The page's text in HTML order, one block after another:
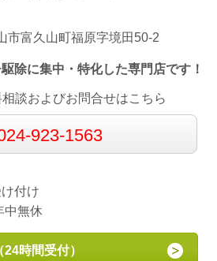
市富久山町福原字境田50-2
除に集中・特化した専門店です！
談およびお問合せはこちら
923-1563
付け
無休
時間受付）